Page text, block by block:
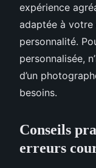
expérience
adaptée à
personnalité.
personnalisée,
d’un
besoins.
Conseils
erreurs